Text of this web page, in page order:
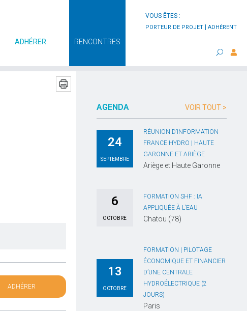
VOUS ÊTES :
PORTEUR DE PROJET ADHÉRENT
ADHÉRER RENCONTRES
ADHÉRER
AGENDA VOIR TOUT >
24
SEPTEMBRE
RÉUNION D’INFORMATION
FRANCE HYDRO | HAUTE
GARONNE ET ARIÈGE
Ariège et Haute Garonne
6
OCTOBRE
FORMATION SHF : IA
APPLIQUÉE À L’EAU
Chatou (78)
13
OCTOBRE
FORMATION | PILOTAGE
ÉCONOMIQUE ET FINANCIER
D’UNE CENTRALE
HYDROÉLECTRIQUE (2
JOURS)
Paris